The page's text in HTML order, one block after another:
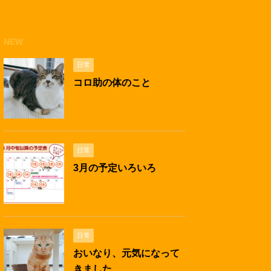
NEW
日常
コロ助の体のこと
日常
3月の予定いろいろ
日常
おいなり、元気になって
きました